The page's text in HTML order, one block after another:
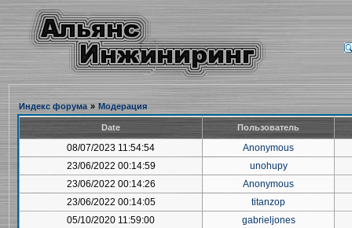
Индекс форума » Модерация
Date Пользователь
08/07/2023 11:54:54
Anonymous
23/06/2022 00:14:59
unohupy
23/06/2022 00:14:26
Anonymous
23/06/2022 00:14:05
titanzop
05/10/2020 11:59:00
gabrieljones